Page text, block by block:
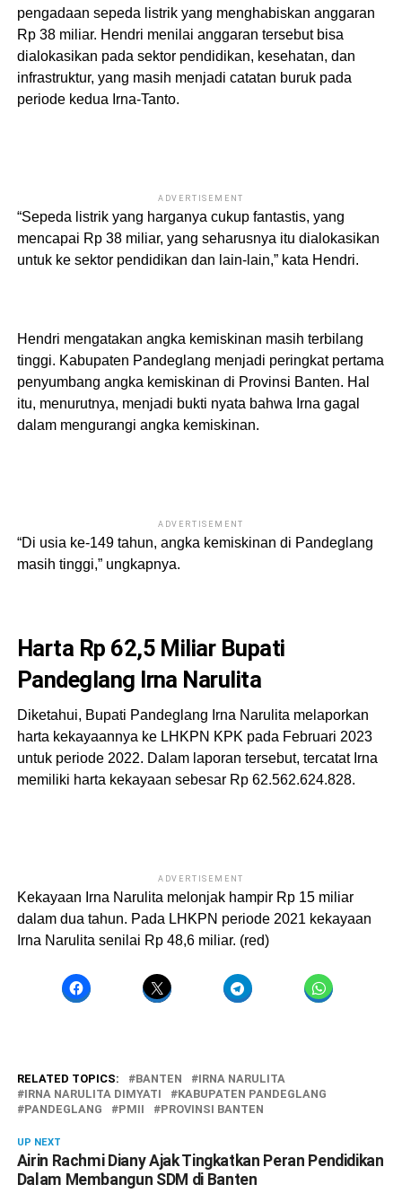
pengadaan sepeda listrik yang menghabiskan anggaran
Rp 38 miliar. Hendri menilai anggaran tersebut bisa
dialokasikan pada sektor pendidikan, kesehatan, dan
infrastruktur, yang masih menjadi catatan buruk pada
periode kedua Irna-Tanto.
ADVERTISEMENT
“Sepeda listrik yang harganya cukup fantastis, yang
mencapai Rp 38 miliar, yang seharusnya itu dialokasikan
untuk ke sektor pendidikan dan lain-lain,” kata Hendri.
Hendri mengatakan angka kemiskinan masih terbilang
tinggi. Kabupaten Pandeglang menjadi peringkat pertama
penyumbang angka kemiskinan di Provinsi Banten. Hal
itu, menurutnya, menjadi bukti nyata bahwa Irna gagal
dalam mengurangi angka kemiskinan.
ADVERTISEMENT
“Di usia ke-149 tahun, angka kemiskinan di Pandeglang
masih tinggi,” ungkapnya.
Harta Rp 62,5 Miliar Bupati
Pandeglang Irna Narulita
Diketahui, Bupati Pandeglang Irna Narulita melaporkan
harta kekayaannya ke LHKPN KPK pada Februari 2023
untuk periode 2022. Dalam laporan tersebut, tercatat Irna
memiliki harta kekayaan sebesar Rp 62.562.624.828.
ADVERTISEMENT
Kekayaan Irna Narulita melonjak hampir Rp 15 miliar
dalam dua tahun. Pada LHKPN periode 2021 kekayaan
Irna Narulita senilai Rp 48,6 miliar. (red)
RELATED TOPICS: BANTEN
IRNA NARULITA
IRNA NARULITA DIMYATI
KABUPATEN PANDEGLANG
PANDEGLANG
PMII PROVINSI BANTEN
UP NEXT
Airin Rachmi Diany Ajak Tingkatkan Peran Pendidikan
Dalam Membangun SDM di Banten